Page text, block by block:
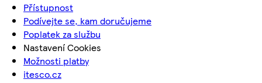
Přístupnost
Podívejte se, kam doručujeme
Poplatek za službu
Nastavení Cookies
Možnosti platby
itesco.cz